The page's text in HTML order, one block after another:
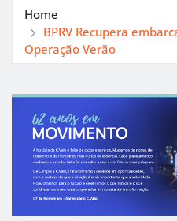
Home
BPRV Recupera
Operação Verão